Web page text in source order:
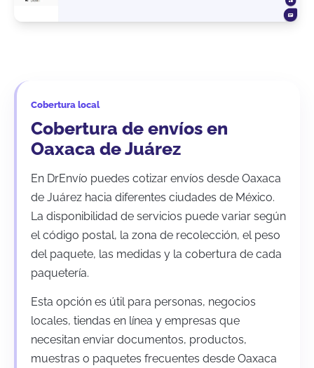
Cobertura local
Cobertura de envíos en
Oaxaca de Juárez
En DrEnvío puedes cotizar envíos desde Oaxaca
de Juárez hacia diferentes ciudades de México.
La disponibilidad de servicios puede variar según
el código postal, la zona de recolección, el peso
del paquete, las medidas y la cobertura de cada
paquetería.
Esta opción es útil para personas, negocios
locales, tiendas en línea y empresas que
necesitan enviar documentos, productos,
muestras o paquetes frecuentes desde Oaxaca